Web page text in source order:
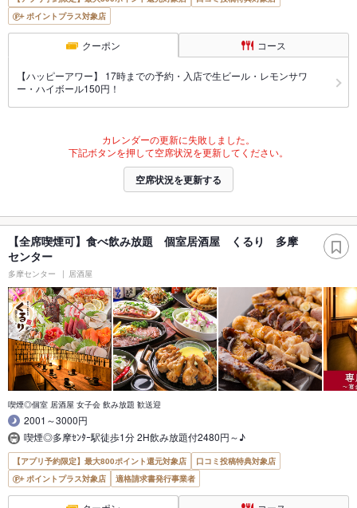
ポイントプラス対象店
クーポン コース
【ハッピーアワー】 17時までの予約・入店で生ビール・レモンサワ
ー・ハイボール150円！
カレンダーの更新に失敗しました。
下記ボタンを押して空席状況を更新してください。
空席状況を更新する
【全席喫煙可】食べ飲み放題 個室居酒屋 くるり 多摩
センター
多摩センター 居酒屋
喫煙◎個室 居酒屋 女子会 飲み放題 歓送迎
2001～3000円
喫煙◎多摩ｾﾝﾀｰ駅徒歩1分 2H飲み放題付2480円～♪
【アプリ予約限定】最大800ポイント還元対象店
口コミ投稿特典対象店
ポイントプラス対象店
適格請求書発行事業者